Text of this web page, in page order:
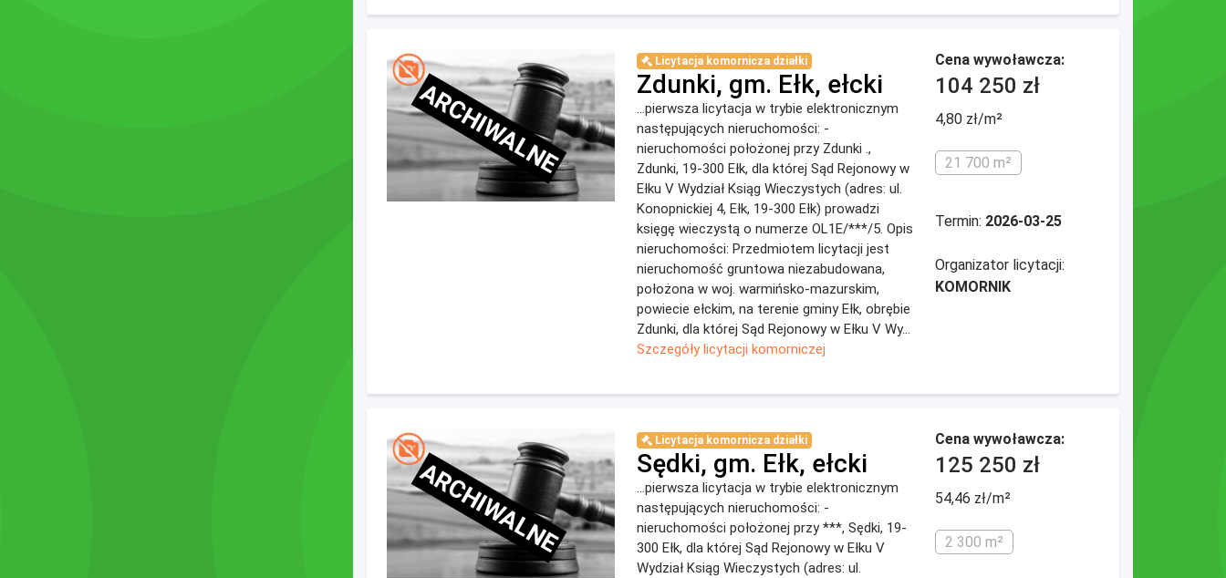
ARCHIWALNE
Licytacja komornicza działki
Zdunki, gm. Ełk, ełcki
...pierwsza licytacja w trybie elektronicznym
następujących nieruchomości: -
nieruchomości położonej przy Zdunki .,
Zdunki, 19-300 Ełk, dla której Sąd Rejonowy w
Ełku V Wydział Ksiąg Wieczystych (adres: ul.
Konopnickiej 4, Ełk, 19-300 Ełk) prowadzi
księgę wieczystą o numerze OL1E/***/5. Opis
nieruchomości: Przedmiotem licytacji jest
nieruchomość gruntowa niezabudowana,
położona w woj. warmińsko-mazurskim,
powiecie ełckim, na terenie gminy Ełk, obrębie
Zdunki, dla której Sąd Rejonowy w Ełku V Wy...
Szczegóły licytacji komorniczej
Cena wywoławcza:
104 250 zł
4,80 zł/m²
21 700 m²
Termin: 2026-03-25
Organizator licytacji:
KOMORNIK
ARCHIWALNE
Licytacja komornicza działki
Sędki, gm. Ełk, ełcki
...pierwsza licytacja w trybie elektronicznym
następujących nieruchomości: -
nieruchomości położonej przy ***, Sędki, 19-
300 Ełk, dla której Sąd Rejonowy w Ełku V
Wydział Ksiąg Wieczystych (adres: ul.
Cena wywoławcza:
125 250 zł
54,46 zł/m²
2 300 m²